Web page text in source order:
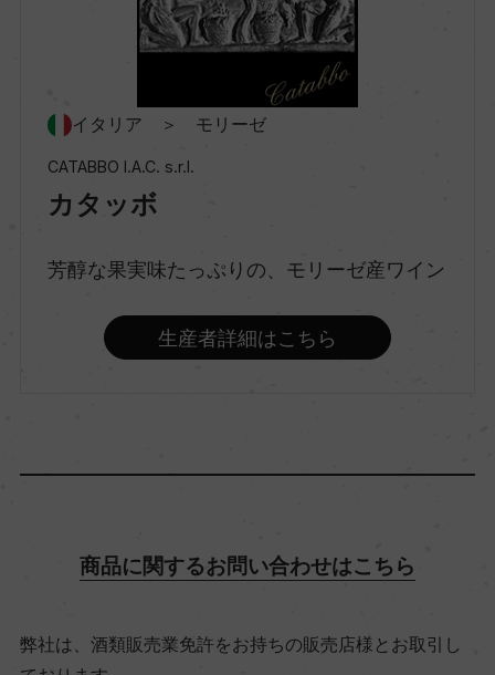
フルボディ
ティンティリア 100%
イタリア ＞ モリーゼ
CATABBO I.A.C. s.r.l.
カタッボ
芳醇な果実味たっぷりの、モリーゼ産ワイン
生産者詳細はこちら
商品に関するお問い合わせはこちら
弊社は、酒類販売業免許をお持ちの販売店様とお取引し